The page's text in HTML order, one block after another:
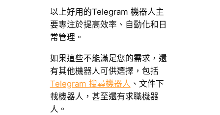
以上好用的Telegram 機器人主
要專注於提高效率、自動化和日
常管理。
如果這些不能滿足您的需求，還
有其他機器人可供選擇，包括
Telegram 搜尋機器人 、文件下
載機器人，甚至還有求職機器
人。